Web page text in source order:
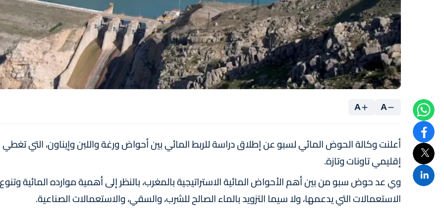
A
A
أعلنت وكالة الحوض المائي لسبو عن إطلاق دراسة للربط المائي بين أحواض ورغة واللبن وإيناون، التي تغطي
إقليمي تاونات وتازة.
وي عد حوض سبو من بين أهم الأحواض المائية الاستراتيجية بالمغرب، بالنظر إلى أهمية موارده المائية وتنوع
الاستعمالات التي يدعمها، ولا سيما التزويد بالماء الصالح للشرب، والسقي، والاستعمالات الصناعية.